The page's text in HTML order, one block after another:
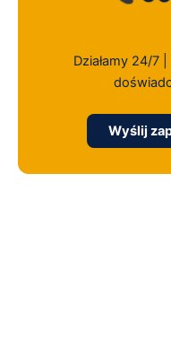
Działamy 24/7
Wyślij